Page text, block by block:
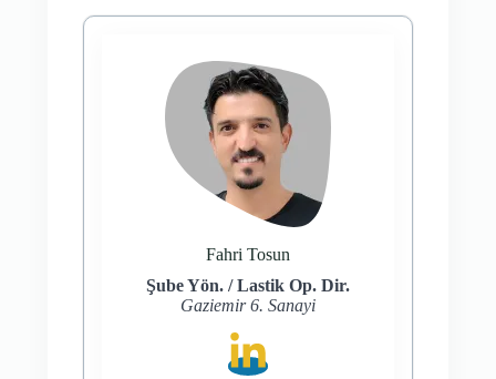
Fahri Tosun
Şube Yön. / Lastik Op. Dir.
Gaziemir 6. Sanayi